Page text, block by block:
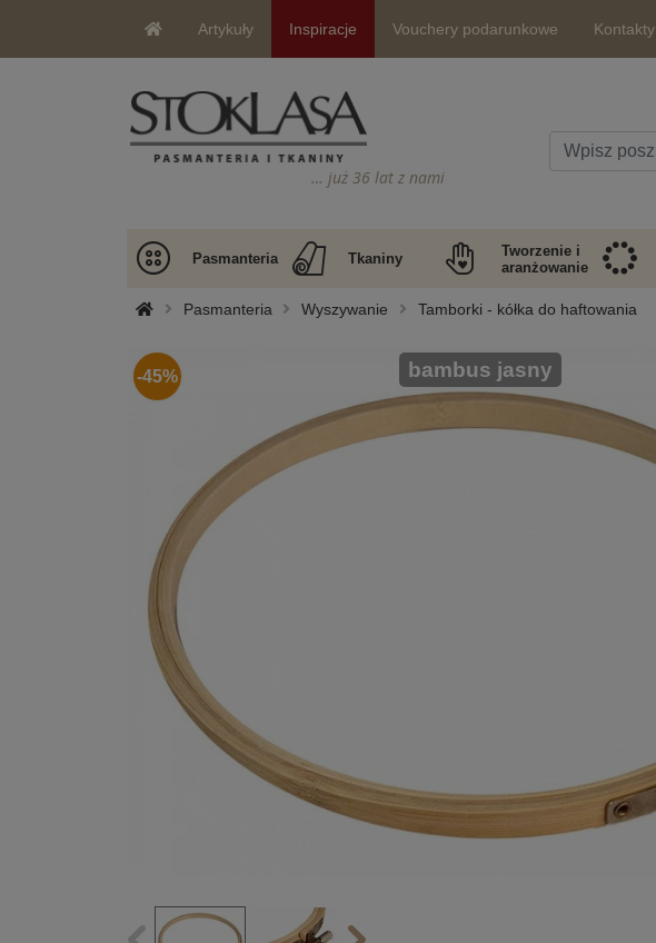
Artykuły Inspiracje Vouchery podarunkowe Kontakty
… już 36 lat z nami
Pasmanteria Tkaniny
Tworzenie i
aranżowanie
Pasmanteria Wyszywanie Tamborki - kółka do haftowania
-45% bambus jasny